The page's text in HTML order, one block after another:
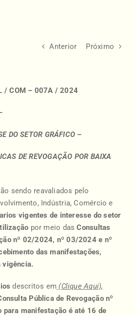
Anterior Próximo
/ COM – 007A / 2024
DO SETOR GRÁFICO –
DE REVOGAÇÃO POR BAIXA
sendo reavaliados pelo
Indústria, Comércio e
vigentes de interesse do setor
por meio dasConsultas
nº 02/2024, nº 03/2024 e nº
das manifestações,
vigência.
descritos em (Clique Aqui),
Pública de Revogação nº
manifestação é até 16 de